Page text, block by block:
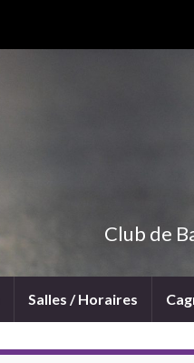
Club de
Salles / Horaires